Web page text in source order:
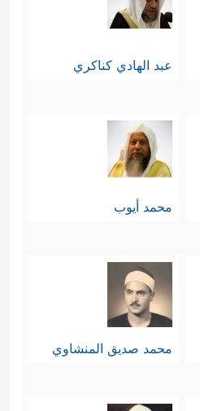
عبد الهادي كناكري
محمد أيوب
محمد صديق المنشاوي